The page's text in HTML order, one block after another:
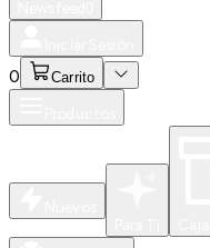
0 Carrito